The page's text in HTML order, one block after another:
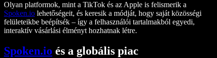
Olyan platformok, mint a TikTok és az Apple is felismerik a
Spoken.io lehetőségeit, és keresik a módját, hogy saját közösségi
felületeikbe beépítsék – így a felhasználói tartalmakból egyedi,
interaktív vásárlási élményt hozhatnak létre.
Spoken.io és a globális piac